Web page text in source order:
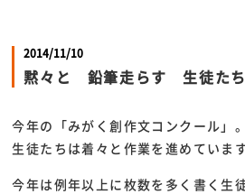
2014/11/10
黙々と 鉛筆走らす 生徒たち
今年の「みがく創作文コンクール」。
生徒たちは着々と作業を進めています
今年は例年以上に枚数を多く書く生